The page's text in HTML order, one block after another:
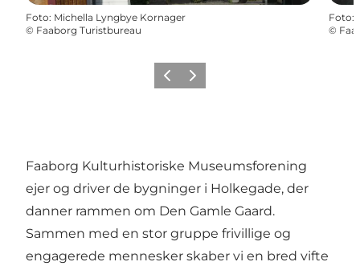
Foto: Michella Lyngbye Kornager
© Faaborg Turistbureau
Foto:
©
ForrigeNæste
Faaborg Kulturhistoriske Museumsforening
ejer og driver de bygninger i Holkegade, der
danner rammen om Den Gamle Gaard.
Sammen med en stor gruppe frivillige og
engagerede mennesker skaber vi en bred vifte